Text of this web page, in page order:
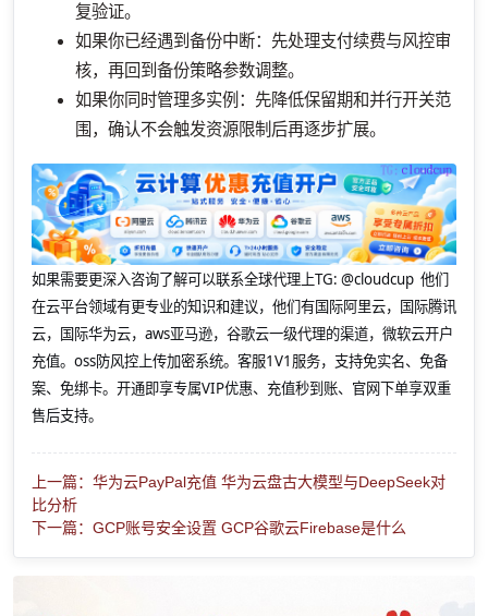
复验证。
如果你已经遇到备份中断：先处理支付续费与风控审
核，再回到备份策略参数调整。
如果你同时管理多实例：先降低保留期和并行开关范
围，确认不会触发资源限制后再逐步扩展。
如果需要更深入咨询了解可以联系全球代理上TG: @cloudcup 他们
在云平台领域有更专业的知识和建议，他们有国际阿里云，国际腾讯
云，国际华为云，aws亚马逊，谷歌云一级代理的渠道，微软云开户
充值。oss防风控上传加密系统。客服1V1服务，支持免实名、免备
案、免绑卡。开通即享专属VIP优惠、充值秒到账、官网下单享双重
售后支持。
上一篇：华为云PayPal充值 华为云盘古大模型与DeepSeek对
比分析
下一篇：GCP账号安全设置 GCP谷歌云Firebase是什么